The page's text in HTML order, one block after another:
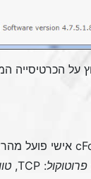
על הכרטיסייה
פרוטוקול: TCP,